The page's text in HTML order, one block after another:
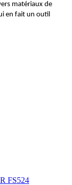
matériaux de
en fait un outil